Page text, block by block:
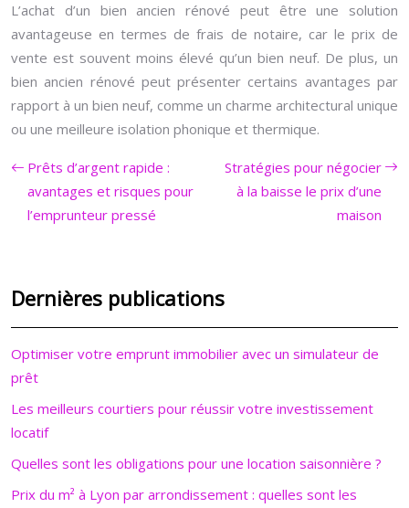
L’achat d’un bien ancien rénové peut être une solution
avantageuse en termes de frais de notaire, car le prix de
vente est souvent moins élevé qu’un bien neuf. De plus, un
bien ancien rénové peut présenter certains avantages par
rapport à un bien neuf, comme un charme architectural unique
ou une meilleure isolation phonique et thermique.
Prêts d’argent rapide :
avantages et risques pour
l’emprunteur pressé
Stratégies pour négocier
à la baisse le prix d’une
maison
Dernières publications
Optimiser votre emprunt immobilier avec un simulateur de
prêt
Les meilleurs courtiers pour réussir votre investissement
locatif
Quelles sont les obligations pour une location saisonnière ?
Prix du m² à Lyon par arrondissement : quelles sont les